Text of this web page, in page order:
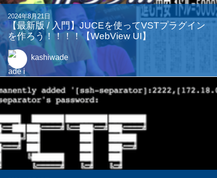
2024年8月21日
【最新版 / 入門】JUCEを使ってVSTプラグイン
を作ろう！！！！【WebView UI】
kashiwade